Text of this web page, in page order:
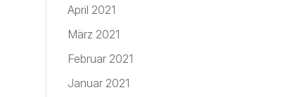
April 2021
März 2021
Februar 2021
Januar 2021